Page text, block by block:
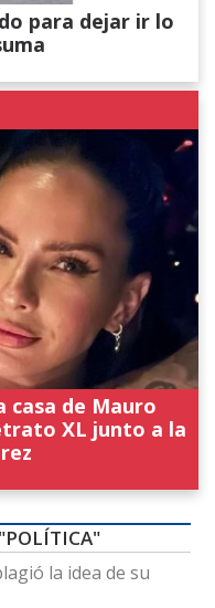
para dejar ir lo
casa de Mauro
XL junto a la
la idea de su